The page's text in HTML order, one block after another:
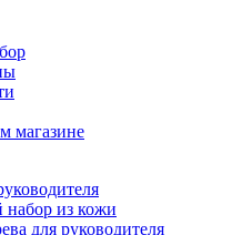
магазине
из кожи
для руководителя